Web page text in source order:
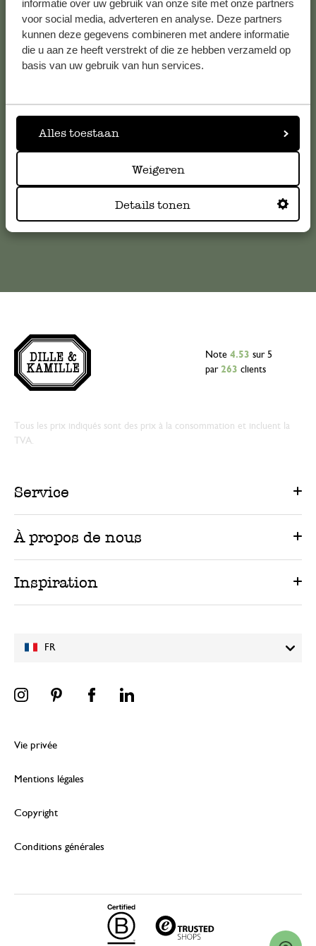
informatie over uw gebruik van onze site met onze partners
voor social media, adverteren en analyse. Deze partners
kunnen deze gegevens combineren met andere informatie
die u aan ze heeft verstrekt of die ze hebben verzameld op
basis van uw gebruik van hun services.
Alles toestaan
Weigeren
Details tonen
Service clientèle
veuillez contacter notre service clientèle. Ou retrouvez ici
nos réponses auxquestions les plus fréquemment posées
serviceclientele@dille-kamille.com
Service client en ligne
FR
Note 4.53 sur 5
par 263 clients
Tous les prix indiqués sont des prix à la consommation et incluent la
TVA.
Service
À propos de nous
Inspiration
Vie privée
Mentions légales
Copyright
Conditions générales